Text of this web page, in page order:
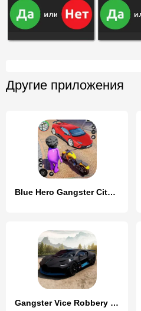
Другие приложения
Blue Hero Gangster City Mafia
Gangster Vice Robbery Mafia